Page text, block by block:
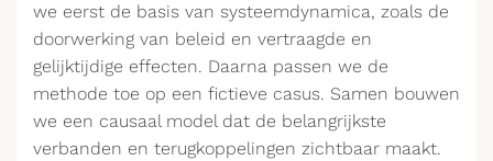
we eerst de basis van systeemdynamica, zoals de
doorwerking van beleid en vertraagde en
gelijktijdige effecten. Daarna passen we de
methode toe op een fictieve casus. Samen bouwen
we een causaal model dat de belangrijkste
verbanden en terugkoppelingen zichtbaar maakt.